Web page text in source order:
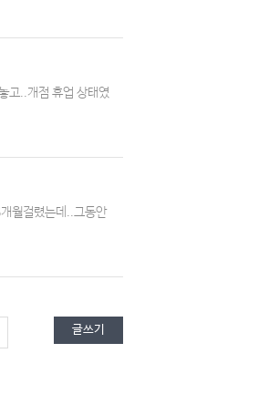
고..개점 휴업 상태였
월걸렸는데..그동안
글쓰기